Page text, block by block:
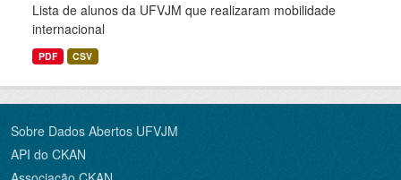
Lista de alunos da UFVJM que realizaram mobilidade
internacional
PDF CSV
Sobre Dados Abertos UFVJM
API do CKAN